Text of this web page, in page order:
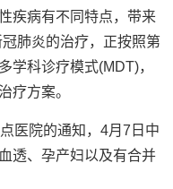
疾病有不同特点，带来
肺炎的治疗，正按照第
学科诊疗模式(MDT)，
疗方案。
医院的通知，4月7日中
透、孕产妇以及有合并